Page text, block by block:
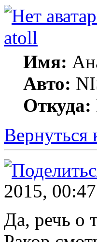
atoll
Имя:
Авто:
Откуда:
Вернуться
2015, 00:47
Да, речь о